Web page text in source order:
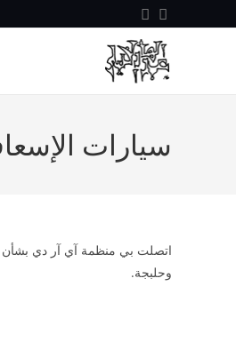
سيارات
اتصلت بي منظمة آي آر دي بشأن
وحلبجة.